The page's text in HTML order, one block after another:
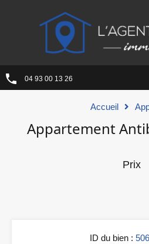
04 93 00 13 26
Accueil
Appartement
Prix
ID du bien :